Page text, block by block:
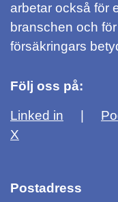
arbetar också för
branschen och
försäkringars
Följ oss på:
Linked in
X
Postadress